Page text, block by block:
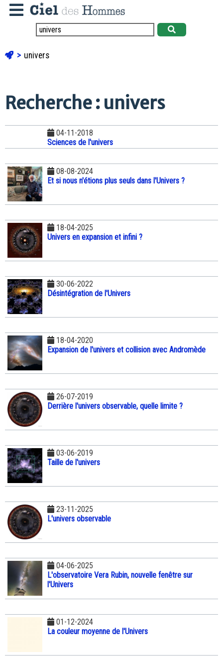
univers
Recherche : univers
04-11-2018
Sciences de l'univers
08-08-2024
Et si nous n'étions plus seuls dans l'Univers ?
18-04-2025
Univers en expansion et infini ?
30-06-2022
Désintégration de l'Univers
18-04-2020
Expansion de l'univers et collision avec Andromède
26-07-2019
Derrière l'univers observable, quelle limite ?
03-06-2019
Taille de l'univers
23-11-2025
L'univers observable
04-06-2025
L'observatoire Vera Rubin, nouvelle fenêtre sur
l'Univers
01-12-2024
La couleur moyenne de l'Univers